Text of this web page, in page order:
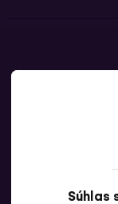
Súhlas